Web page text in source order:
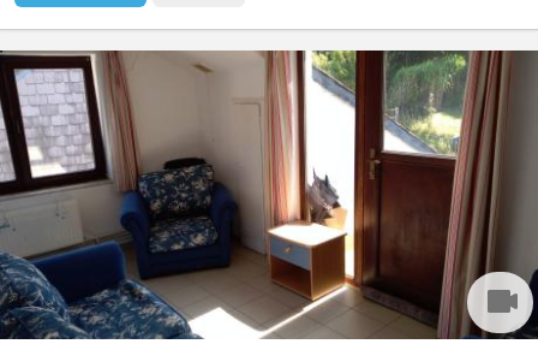
KV 1617
Vidéo disponible ici ! Agréable maison communautaire de 6
étudiant(e)s, située à Vieusart, juste en périphérie de Louvain-la-
Neuve Domiciliation possible. Non-fumeur. Wifi gratuit. Quartier
vert et calme : 32 rue de Mèves, 1325 Corroy-le-Grand. A
partager : cuisine équipée (4 taques...